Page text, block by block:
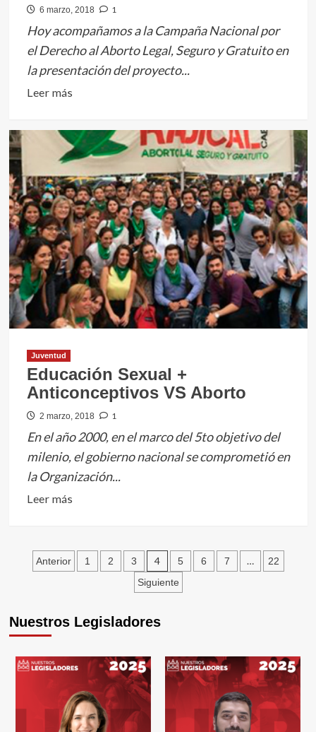
6 marzo, 2018 1
Hoy acompañamos a la Campaña Nacional por
el Derecho al Aborto Legal, Seguro y Gratuito en
la presentación del proyecto...
Leer másLeer
sobre
#AbortoLegalYa
Juventud
Educación Sexual +
Anticonceptivos VS Aborto
2 marzo, 2018 1
En el año 2000, en el marco del 5to objetivo del
milenio, el gobierno nacional se comprometió en
la Organización...
Leer másLeer
Educación
Sexual
VS
Paginación
Anterior 1 2 3 4 5 6 7 …
22
Siguiente
Nuestros Legisladores